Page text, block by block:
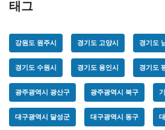
태그
강원도 원주시 경기도 고양시 경기도
경기도 수원시 경기도 용인시 경기도
광주광역시 광산구 광주광역시 북구
대구광역시 달성군 대구광역시 동구